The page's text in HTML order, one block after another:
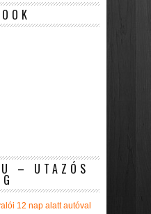
– UTAZÓS
12 nap alatt autóval